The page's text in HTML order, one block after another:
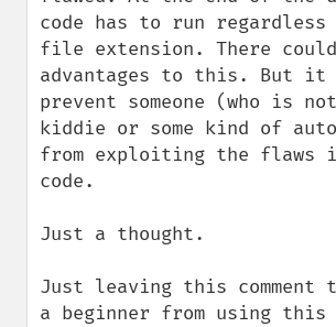
code has to run
file extension. There could
advantages to this. But it
prevent someone (who is
kiddie or some kind of
from exploiting the flaws
code.
Just a thought.
Just leaving this comment
a beginner from using this